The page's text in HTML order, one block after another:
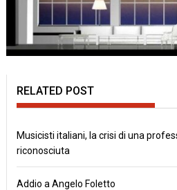
RELATED POST
Musicisti italiani, la crisi di una
riconosciuta
Addio a Angelo Foletto